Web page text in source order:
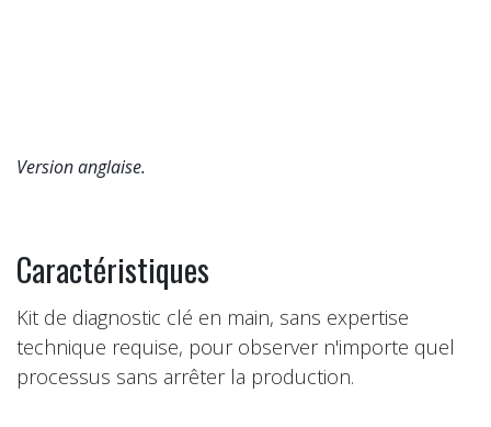
Version anglaise.
Caractéristiques
Kit de diagnostic clé en main, sans expertise
technique requise, pour observer n'importe quel
processus sans arrêter la production.